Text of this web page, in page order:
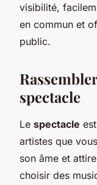
visibilité,
en commun et
public.
spectacle
Le spectacle
artistes que
son âme et
choisir des